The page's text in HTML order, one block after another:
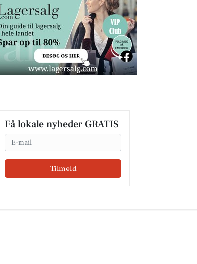
Få lokale nyheder GRATIS
Email
Tilmeld